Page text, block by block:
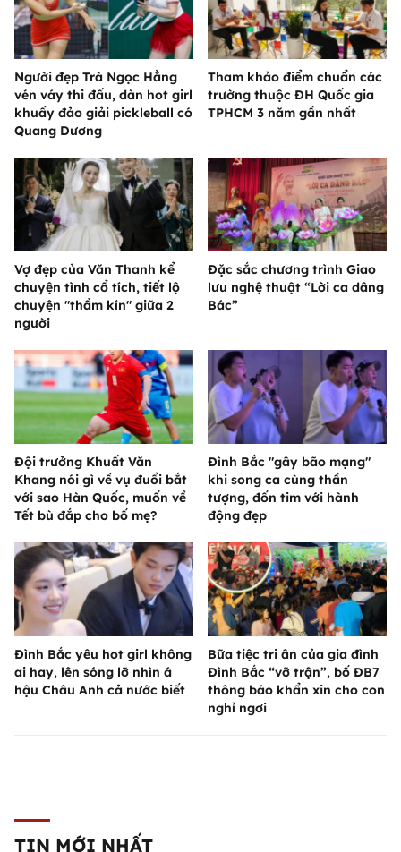
Người đẹp Trà Ngọc Hằng
vén váy thi đấu, dàn hot girl
khuấy đảo giải pickleball có
Quang Dương
Tham khảo điểm chuẩn các
trường thuộc ĐH Quốc gia
TPHCM 3 năm gần nhất
Vợ đẹp của Văn Thanh kể
chuyện tình cổ tích, tiết lộ
chuyện "thầm kín" giữa 2
người
Đặc sắc chương trình Giao
lưu nghệ thuật “Lời ca dâng
Bác”
Đội trưởng Khuất Văn
Khang nói gì về vụ đuổi bắt
với sao Hàn Quốc, muốn về
Tết bù đắp cho bố mẹ?
Đình Bắc "gây bão mạng"
khi song ca cùng thần
tượng, đốn tim với hành
động đẹp
Đình Bắc yêu hot girl không
ai hay, lên sóng lỡ nhìn á
hậu Châu Anh cả nước biết
Bữa tiệc tri ân của gia đình
Đình Bắc “vỡ trận”, bố ĐB7
thông báo khẩn xin cho con
nghỉ ngơi
TIN MỚI NHẤT